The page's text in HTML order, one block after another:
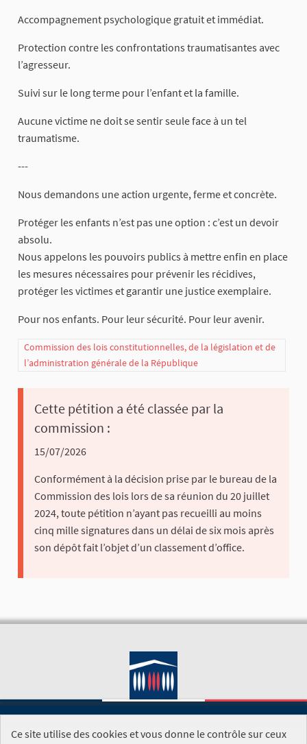
Accompagnement psychologique gratuit et immédiat.
Protection contre les confrontations traumatisantes avec
l’agresseur.
Suivi sur le long terme pour l’enfant et la famille.
Aucune victime ne doit se sentir seule face à un tel
traumatisme.
---
Nous demandons une action urgente, ferme et concrète.
Protéger les enfants n’est pas une option : c’est un devoir
absolu.
Nous appelons les pouvoirs publics à mettre enfin en place
les mesures nécessaires pour prévenir les récidives,
protéger les victimes et garantir une justice exemplaire.
Pour nos enfants. Pour leur sécurité. Pour leur avenir.
Commission des lois constitutionnelles, de la législation et de
l’administration générale de la République
Cette pétition a été classée par la
commission :
15/07/2026
Conformément à la décision prise par le bureau de la
Commission des lois lors de sa réunion du 20 juillet
2024, toute pétition n’ayant pas recueilli au moins
cinq mille signatures dans un délai de six mois après
son dépôt fait l’objet d’un classement d’office.
SITE DE L'ASSEMBLÉE NATIONALE
Ce site utilise des cookies et vous donne le contrôle sur ceux